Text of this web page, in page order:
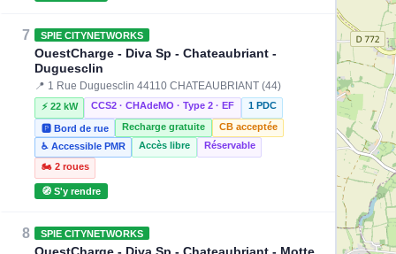
7 SPIE CITYNETWORKS
OuestCharge - Diva Sp - Chateaubriant -
Duguesclin
📍 1 Rue Duguesclin 44110 CHATEAUBRIANT (44)
⚡ 22 kW CCS2 · CHAdeMO · Type 2 · EF 1 PDC
🅿️ Bord de rue Recharge gratuite
CB acceptée
♿ Accessible PMR
Accès libre Réservable
🏍️ 2 roues
🧭 S'y rendre
8 SPIE CITYNETWORKS